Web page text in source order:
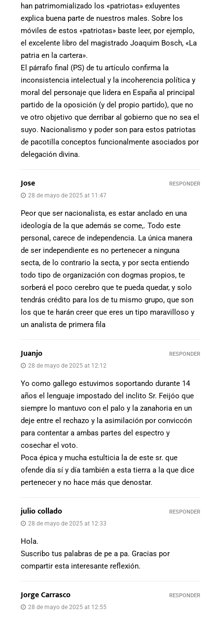
han patrimomializado los «patriotas» exluyentes
explica buena parte de nuestros males. Sobre los
móviles de estos «patriotas» baste leer, por ejemplo,
el excelente libro del magistrado Joaquim Bosch, «La
patria en la cartera».
El párrafo final (PS) de tu artículo confirma la
inconsistencia intelectual y la incoherencia política y
moral del personaje que lidera en España al principal
partido de la oposición (y del propio partido), que no
ve otro objetivo que derribar al gobierno que no sea el
suyo. Nacionalismo y poder son para estos patriotas
de pacotilla conceptos funcionalmente asociados por
delegación divina.
Jose
28 de mayo de 2025 at 11:47
Peor que ser nacionalista, es estar anclado en una
ideología de la que además se come,. Todo este
personal, carece de independencia. La única manera
de ser independiente es no pertenecer a ninguna
secta, de lo contrario la secta, y por secta entiendo
todo tipo de organización con dogmas propios, te
sorberá el poco cerebro que te pueda quedar, y solo
tendrás crédito para los de tu mismo grupo, que son
los que te harán creer que eres un tipo maravilloso y
un analista de primera fila
RESPONDER
Juanjo
28 de mayo de 2025 at 12:12
Yo como gallego estuvimos soportando durante 14
años el lenguaje impostado del inclito Sr. Feijóo que
siempre lo mantuvo con el palo y la zanahoria en un
deje entre el rechazo y la asimilación por conviccón
para contentar a ambas partes del espectro y
cosechar el voto.
Poca épica y mucha estulticia la de este sr. que
ofende día sí y día también a esta tierra a la que dice
pertenecer y no hace más que denostar.
RESPONDER
julio collado
28 de mayo de 2025 at 12:33
Hola.
Suscribo tus palabras de pe a pa. Gracias por
compartir esta interesante reflexión.
RESPONDER
Jorge Carrasco
28 de mayo de 2025 at 12:55
RESPONDER